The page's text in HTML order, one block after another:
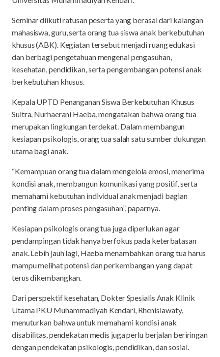
Seminar diikuti ratusan peserta yang berasal dari kalangan
mahasiswa, guru, serta orang tua siswa anak berkebutuhan
khusus (ABK). Kegiatan tersebut menjadi ruang edukasi
dan berbagi pengetahuan mengenai pengasuhan,
kesehatan, pendidikan, serta pengembangan potensi anak
berkebutuhan khusus.
Kepala UPTD Penanganan Siswa Berkebutuhan Khusus
Sultra, Nurhaerani Haeba, mengatakan bahwa orang tua
merupakan lingkungan terdekat. Dalam membangun
kesiapan psikologis, orang tua salah satu sumber dukungan
utama bagi anak.
“Kemampuan orang tua dalam mengelola emosi, menerima
kondisi anak, membangun komunikasi yang positif, serta
memahami kebutuhan individual anak menjadi bagian
penting dalam proses pengasuhan”, paparnya.
Kesiapan psikologis orang tua juga diperlukan agar
pendampingan tidak hanya berfokus pada keterbatasan
anak. Lebih jauh lagi, Haeba menambahkan orang tua harus
mampu melihat potensi dan perkembangan yang dapat
terus dikembangkan.
Dari perspektif kesehatan, Dokter Spesialis Anak Klinik
Utama PKU Muhammadiyah Kendari, Rhenislawaty,
menuturkan bahwa untuk memahami kondisi anak
disabilitas, pendekatan medis juga perlu berjalan beriringan
dengan pendekatan psikologis, pendidikan, dan sosial.